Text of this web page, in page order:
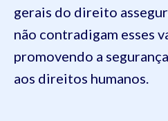
gerais do direito
não contradigam esses
promovendo a
aos direitos humanos.